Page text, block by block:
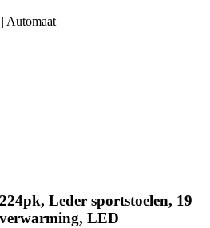
Automaat
Leder sportstoelen, 19
LED